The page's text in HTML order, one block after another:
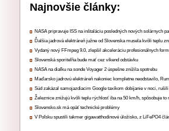
Najnovšie články:
NASA pripravuje ISS na inštaláciu posledných nových solárnych
Ďalšia jadrová elektráreň južne od Slovenska musela kvôli teplu
Vydaný nový FFmpeg 9.0, zlepšil akceleráciu profesionálnych
Slovenská sporiteľňa bude mať cez víkend odstávku
NASA na diaľku na sonde Voyager 2 úspešne znížila spotrebu
Maďarsko jadrovú elektráreň nakoniec kompletne neodstavilo,
Súd zakázal samojazdiacim Google taxíkom dobíjanie v noci,
Železnice znižujú kvôli teplu rýchlosť iba na 50 km/h, spôsobuje to
Slovensko.sk má opäť technické problémy
V Poľsku spustili takmer gigawatthodinové úložisko, z LiFePO4